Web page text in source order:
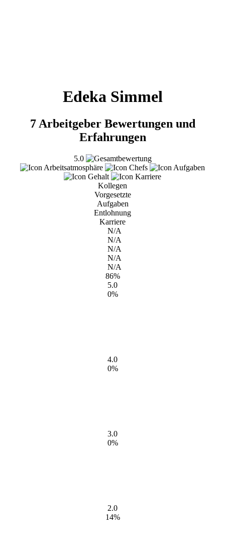
Edeka Simmel
7 Arbeitgeber Bewertungen und
Erfahrungen
5.0
Kollegen
Vorgesetzte
Aufgaben
Entlohnung
Karriere
N/A
N/A
N/A
N/A
N/A
86%
5.0
0%
4.0
0%
3.0
0%
2.0
14%